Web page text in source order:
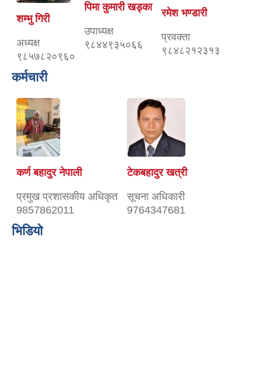
शम्भु गिरी
अध्यक्ष
९८५७८२०९६०
पिमा कुमारी खड्का
उपाध्यक्ष
९८४४९३५०६६
रमेश भण्डारी
प्रवक्ता
९८४८२१२३१३
कर्मचारी
कर्ण बहादुर नेपाली
प्रमुख प्रशासकीय अधिकृत
9857862011
टेकबहादुर खत्री
सूचना अधिकारी
9764347681
भिडियो